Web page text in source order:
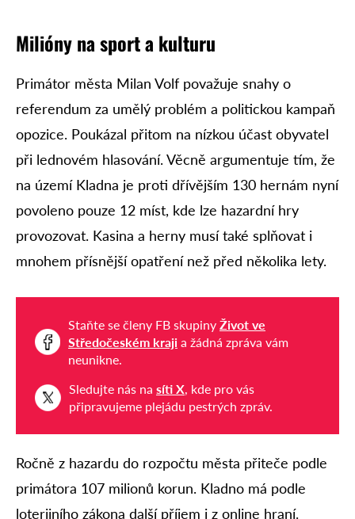
Milióny na sport a kulturu
Primátor města Milan Volf považuje snahy o
referendum za umělý problém a politickou kampaň
opozice. Poukázal přitom na nízkou účast obyvatel
při lednovém hlasování. Věcně argumentuje tím, že
na území Kladna je proti dřívějším 130 hernám nyní
povoleno pouze 12 míst, kde lze hazardní hry
provozovat. Kasina a herny musí také splňovat i
mnohem přísnější opatření než před několika lety.
Staňte se členy FB skupiny Život ve
Středočeském kraji a žádná zpráva vám
neunikne.
Sledujte nás na síti X, kde pro vás
připravujeme plejádu pestrých zpráv.
Ročně z hazardu do rozpočtu města přiteče podle
primátora 107 milionů korun. Kladno má podle
loterijního zákona další příjem i z online hraní.